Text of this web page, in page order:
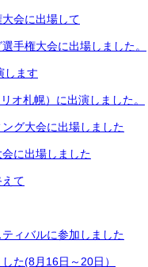
会に出場して
手権大会に出場しました。
します
オ札幌）に出演しました。
グ大会に出場しました
に出場しました
て
ィバルに参加しました
た(8月16日～20日）